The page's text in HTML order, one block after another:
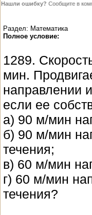
Нашли ошибку? Сообщите в
Раздел: Математика
Полное условие:
1289.
мин.
направлении
если ее
а) 90 м/мин
б) 90 м/мин
течения;
в) 60 м/мин
г) 60 м/мин
течения?